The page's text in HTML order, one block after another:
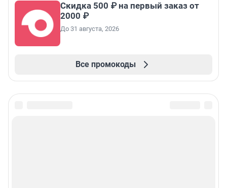
Скидка 500 ₽ на первый заказ от
2000 ₽
До 31 августа, 2026
Все промокоды